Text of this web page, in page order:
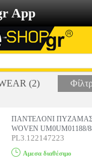
App
(2)
ΠΑΝΤΕΛΟΝΙ ΠΥΖΑΜΑΣ
WOVEN
PL3.122147223
Αμεσα διαθέσιμο